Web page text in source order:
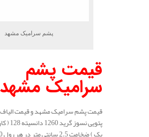
پشم سرامیک مشهد
قیمت پشم
سرامیک مشهد
قیمت پشم سرامیک مشهد و قیمت
پتویی